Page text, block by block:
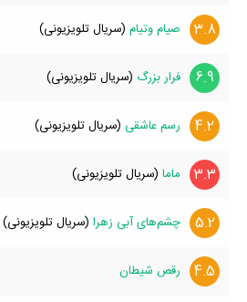
3.8 صیام وتیام (سریال تلویزیونی)
6.9 فرار بزرگ (سریال تلویزیونی)
4.2 رسم عاشقی (سریال تلویزیونی)
3.3 ماما (سریال تلویزیونی)
5.2 چشم‌های آبی زهرا (سریال تلویزیونی)
4.5 رقص شیطان